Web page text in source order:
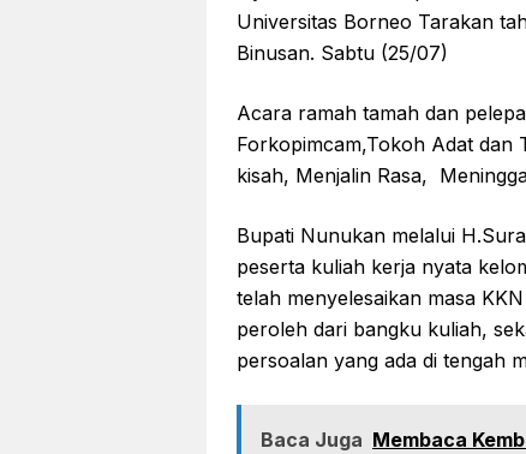
Universitas Borneo Tarakan
Binusan. Sabtu (25/07)
Acara ramah tamah dan
Forkopimcam,Tokoh Adat dan
kisah, Menjalin Rasa,
Bupati Nunukan melalui
peserta kuliah kerja nyata
telah menyelesaikan masa
peroleh dari bangku kuliah,
persoalan yang ada di tengah
Baca Juga Membaca